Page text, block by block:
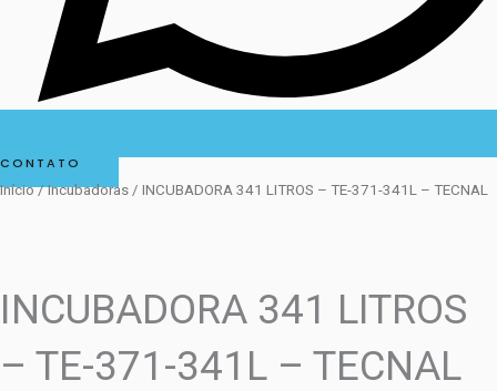
CONTATO
Início/Incubadoras / INCUBADORA 341 LITROS – TE-371-341L – TECNAL
INCUBADORA 341 LITROS
– TE-371-341L – TECNAL